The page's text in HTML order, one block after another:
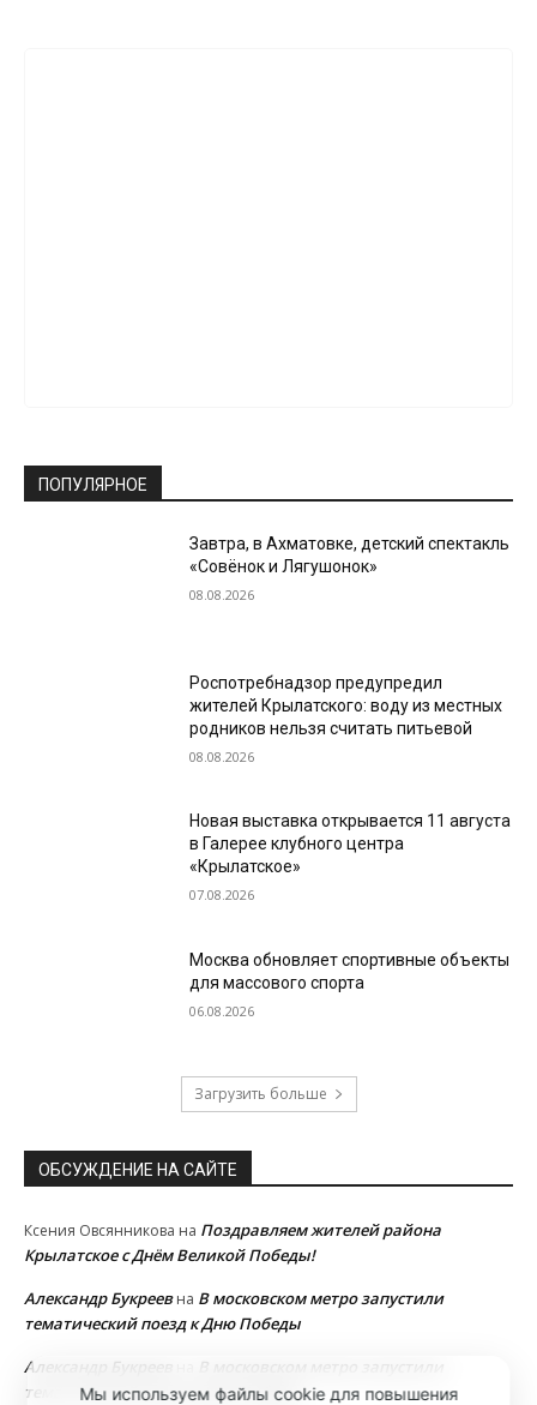
ПОПУЛЯРНОЕ
Завтра, в Ахматовке, детский спектакль
«Совёнок и Лягушонок»
08.08.2026
Роспотребнадзор предупредил
жителей Крылатского: воду из местных
родников нельзя считать питьевой
08.08.2026
Новая выставка открывается 11 августа
в Галерее клубного центра
«Крылатское»
07.08.2026
Москва обновляет спортивные объекты
для массового спорта
06.08.2026
Загрузить больше
ОБСУЖДЕНИЕ НА САЙТЕ
Ксения Овсянникова на Поздравляем жителей района
Крылатское с Днём Великой Победы!
Александр Букреевна В московском метро запустили
тематический поезд к Дню Победы
Александр Букреев
В московском метро запустили
тематический поезд к Дню Победы
Мы используем файлы cookie для повышения